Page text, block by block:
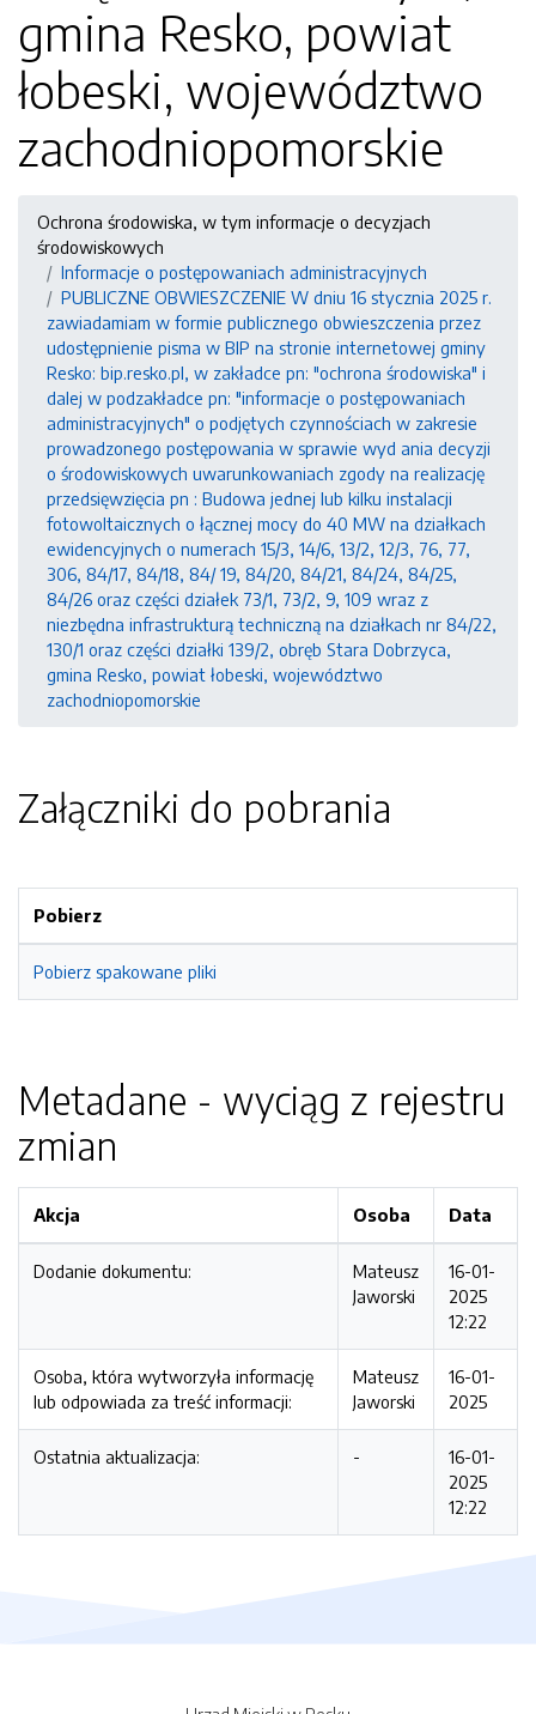
gmina Resko, powiat
łobeski, województwo
zachodniopomorskie
Ochrona środowiska, w tym informacje o decyzjach
środowiskowych
Informacje o postępowaniach administracyjnych
PUBLICZNE OBWIESZCZENIE W dniu 16 stycznia 2025 r.
zawiadamiam w formie publicznego obwieszczenia przez
udostępnienie pisma w BIP na stronie internetowej gminy
Resko: bip.resko.pl, w zakładce pn: "ochrona środowiska" i
dalej w podzakładce pn: "informacje o postępowaniach
administracyjnych" o podjętych czynnościach w zakresie
prowadzonego postępowania w sprawie wyd ania decyzji
o środowiskowych uwarunkowaniach zgody na realizację
przedsięwzięcia pn : Budowa jednej lub kilku instalacji
fotowoltaicznych o łącznej mocy do 40 MW na działkach
ewidencyjnych o numerach 15/3, 14/6, 13/2, 12/3, 76, 77,
306, 84/17, 84/18, 84/ 19, 84/20, 84/21, 84/24, 84/25,
84/26 oraz części działek 73/1, 73/2, 9, 109 wraz z
niezbędna infrastrukturą techniczną na działkach nr 84/22,
130/1 oraz części działki 139/2, obręb Stara Dobrzyca,
gmina Resko, powiat łobeski, województwo
zachodniopomorskie
Załączniki do pobrania
Pobierz
Pobierz spakowane pliki
Metadane - wyciąg z rejestru
zmian
Akcja Osoba Data
Dodanie dokumentu:
Mateusz
Jaworski
16-01-
2025
12:22
Osoba, która wytworzyła informację
lub odpowiada za treść informacji:
Mateusz
Jaworski
16-01-
2025
Ostatnia aktualizacja: -
16-01-
2025
12:22